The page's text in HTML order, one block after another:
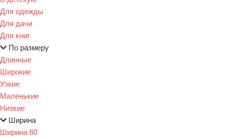
Для одежды
Для дачи
Для книг
По размеру
Длинные
Широкие
Узкие
Маленькие
Низкие
Ширина
Ширина 60